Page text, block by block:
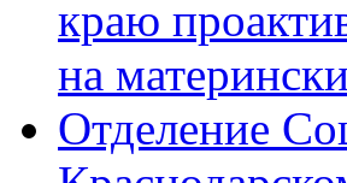
краю
на
Отделение